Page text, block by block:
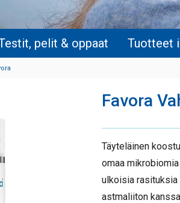
pelit & oppaat Tuotteet
Favora
Täyteläinen
omaa
ulkoisia
astmaliiton